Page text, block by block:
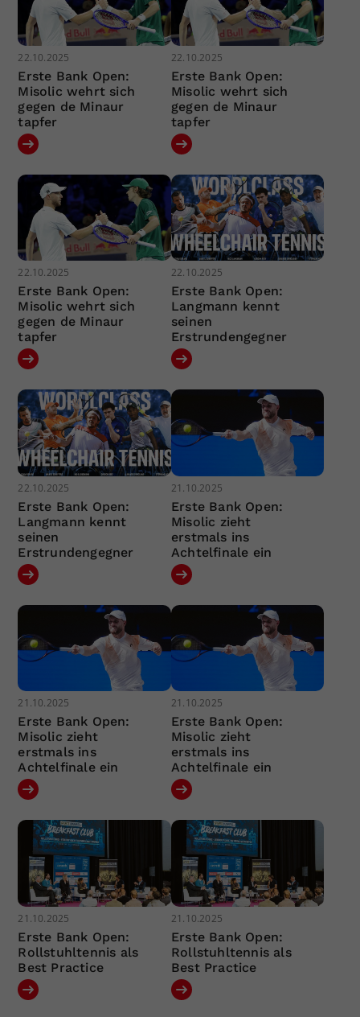
22.10.2025
Erste Bank Open:
Misolic wehrt sich
gegen de Minaur
tapfer
22.10.2025
Erste Bank Open:
Misolic wehrt sich
gegen de Minaur
tapfer
22.10.2025
Erste Bank Open:
Misolic wehrt sich
gegen de Minaur
tapfer
22.10.2025
Erste Bank Open:
Langmann kennt
seinen
Erstrundengegner
22.10.2025
Erste Bank Open:
Langmann kennt
seinen
Erstrundengegner
21.10.2025
Erste Bank Open:
Misolic zieht
erstmals ins
Achtelfinale ein
21.10.2025
Erste Bank Open:
Misolic zieht
erstmals ins
Achtelfinale ein
21.10.2025
Erste Bank Open:
Misolic zieht
erstmals ins
Achtelfinale ein
21.10.2025
Erste Bank Open:
Rollstuhltennis als
Best Practice
21.10.2025
Erste Bank Open:
Rollstuhltennis als
Best Practice